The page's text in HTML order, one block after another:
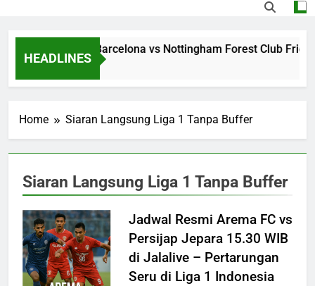
HEADLINES
Jalalive Barcelona vs Nottingham Forest Club
Ago
Home Siaran Langsung Liga 1 Tanpa Buffer
Siaran Langsung Liga 1 Tanpa Buffer
Jadwal Resmi Arema FC vs
Persijap Jepara 15.30 WIB
di Jalalive – Pertarungan
Seru di Liga 1 Indonesia